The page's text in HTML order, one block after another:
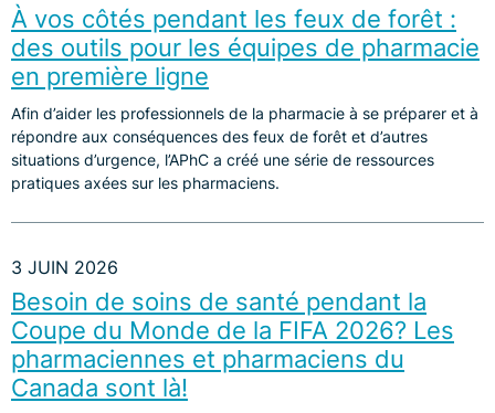
À vos côtés pendant les feux de forêt :
des outils pour les équipes de pharmacie
en première ligne
Afin d’aider les professionnels de la pharmacie à se préparer et à
répondre aux conséquences des feux de forêt et d’autres
situations d’urgence, l’APhC a créé une série de ressources
pratiques axées sur les pharmaciens.
3 JUIN 2026
Besoin de soins de santé pendant la
Coupe du Monde de la FIFA 2026? Les
pharmaciennes et pharmaciens du
Canada sont là!